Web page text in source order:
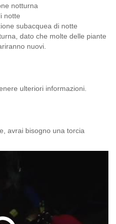
notturna
notte
subacquea di notte
dato che molte delle piante
nuovi.
ulteriori informazioni.
avrai bisogno una torcia